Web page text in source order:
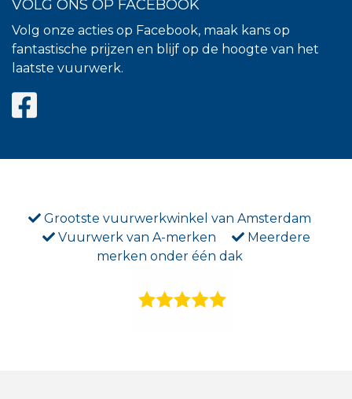
VOLG ONS OP FACEBOOK
Volg onze acties op Facebook, maak kans op
fantastische prijzen en blijf op de hoogte van het
laatste vuurwerk.
Grootste vuurwerkwinkel van Amsterdam
Vuurwerk van A-merken
Meerdere
merken onder één dak